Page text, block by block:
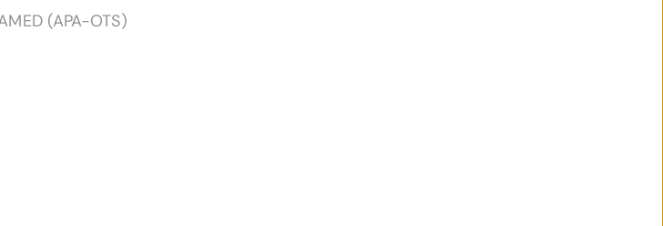
(APA-OTS)